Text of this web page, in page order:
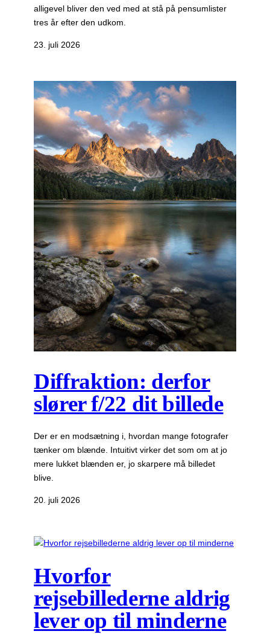
alligevel bliver den ved med at stå på pensumlister
tres år efter den udkom.
23. juli 2026
Diffraktion: derfor
slører f/22 dit billede
Der er en modsætning i, hvordan mange fotografer
tænker om blænde. Intuitivt virker det som om at jo
mere lukket blænden er, jo skarpere må billedet
blive.
20. juli 2026
Hvorfor
rejsebillederne aldrig
lever op til minderne